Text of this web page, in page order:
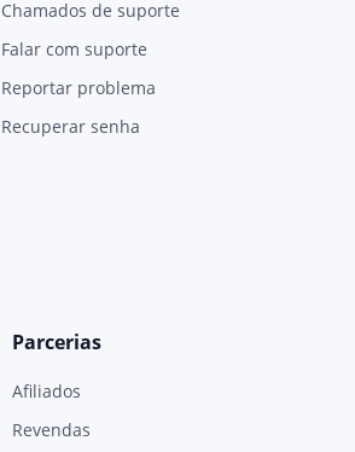
Chamados de suporte
Falar com suporte
Reportar problema
Recuperar senha
Parcerias
Afiliados
Revendas